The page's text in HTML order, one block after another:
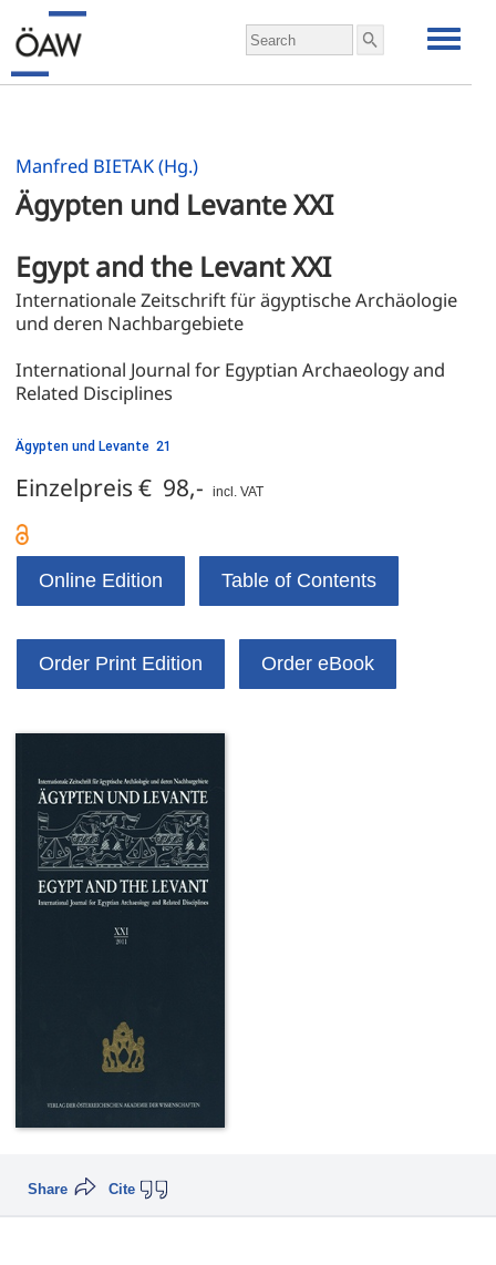
Manfred BIETAK (Hg.)
Ägypten und Levante XXI
Egypt and the Levant XXI
Internationale Zeitschrift für ägyptische Archäologie
und deren Nachbargebiete
International Journal for Egyptian Archaeology and
Related Disciplines
Ägypten und Levante 21
Einzelpreis € 98,- incl. VAT
Online Edition Table of Contents
Order Print Edition Order eBook
Cite
Share